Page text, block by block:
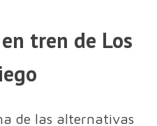
tren de Los
de las alternativas